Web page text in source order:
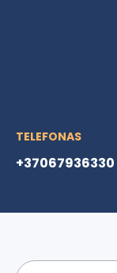
TELEFONAS
+37067936330